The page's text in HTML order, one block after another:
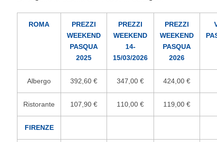
ROMA
PREZZI
WEEKEND
PASQUA
2025
PREZZI
WEEKEND
14-
15/03/2026
PREZZI
WEEKEND
PASQUA
2026
Albergo 392,60 € 347,00 € 424,00 €
Ristorante 107,90 € 110,00 € 119,00 €
FIRENZE